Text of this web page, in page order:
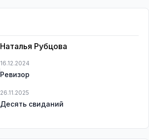
Наталья Рубцова
16.12.2024
Ревизор
26.11.2025
Десять свиданий